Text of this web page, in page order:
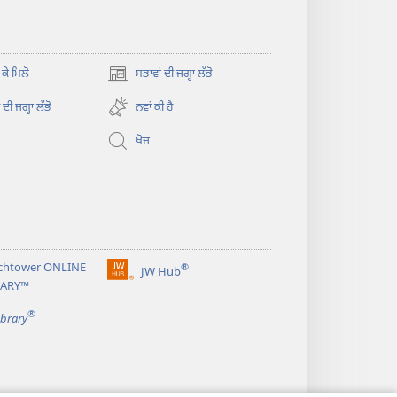
ਮਿਲੋ ਸਭਾਵਾਂ ਦੀ ਜਗ੍ਹਾ ਲੱਭੋ
(opens
new
window)
ਜਗ੍ਹਾ ਲੱਭੋ ਨਵਾਂ ਕੀ ਹੈ
ਖੋਜ
ONLINE
JW Hub®
(opens
®